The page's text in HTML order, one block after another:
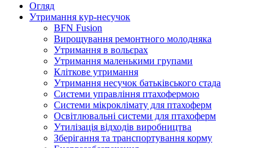
Огляд
Утримання кур-несучок
BFN Fusion
Вирощування ремонтного молодняка
Утримання в вольєрах
Утримання маленькими групами
Кліткове утримання
Утримання несучок батьківського стада
Системи управління птахофермою
Системи мікроклімату для птахоферм
Освітлювальні системи для птахоферм
Утилізація відходів виробництва
Зберігання та транспортування корму